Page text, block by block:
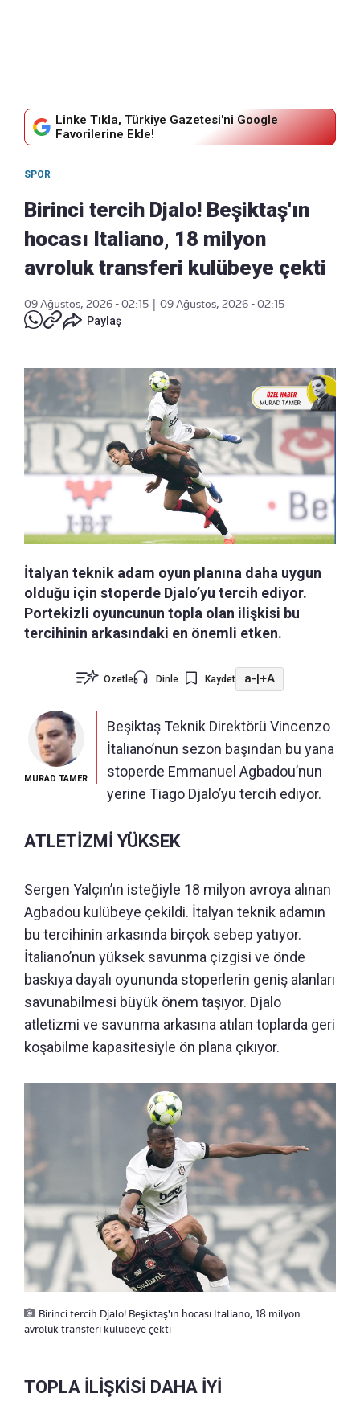
Linke Tıkla, Türkiye Gazetesi'ni Google
Favorilerine Ekle!
SPOR
Birinci tercih Djalo! Beşiktaş'ın
hocası Italiano, 18 milyon
avroluk transferi kulübeye çekti
09 Ağustos, 2026 - 02:15
09 Ağustos, 2026 - 02:15
Paylaş
İtalyan teknik adam oyun planına daha uygun
olduğu için stoperde Djalo’yu tercih ediyor.
Portekizli oyuncunun topla olan ilişkisi bu
tercihinin arkasındaki en önemli etken.
Özetle Dinle Kaydet a-|+A
MURAD TAMER
Beşiktaş Teknik Direktörü Vincenzo
İtaliano’nun sezon başından bu yana
stoperde Emmanuel Agbadou’nun
yerine Tiago Djalo’yu tercih ediyor.
ATLETİZMİ YÜKSEK
Sergen Yalçın’ın isteğiyle 18 milyon avroya alınan
Agbadou kulübeye çekildi. İtalyan teknik adamın
bu tercihinin arkasında birçok sebep yatıyor.
İtaliano’nun yüksek savunma çizgisi ve önde
baskıya dayalı oyununda stoperlerin geniş alanları
savunabilmesi büyük önem taşıyor. Djalo
atletizmi ve savunma arkasına atılan toplarda geri
koşabilme kapasitesiyle ön plana çıkıyor.
Birinci tercih Djalo! Beşiktaş'ın hocası Italiano, 18 milyon
avroluk transferi kulübeye çekti
TOPLA İLİŞKİSİ DAHA İYİ